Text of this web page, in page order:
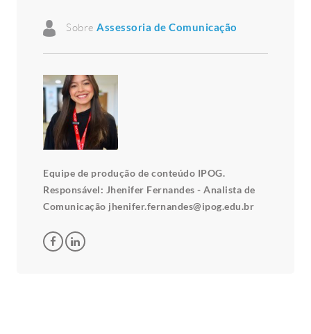
Sobre Assessoria de Comunicação
Equipe de produção de conteúdo IPOG.
Responsável: Jhenifer Fernandes - Analista de
Comunicação jhenifer.fernandes@ipog.edu.br